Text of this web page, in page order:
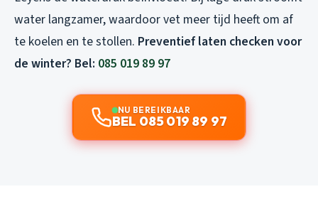
water langzamer, waardoor vet meer tijd heeft om af
te koelen en te stollen. Preventief laten checken voor
de winter? Bel: 085 019 89 97
NU BEREIKBAAR
BEL 085 019 89 97